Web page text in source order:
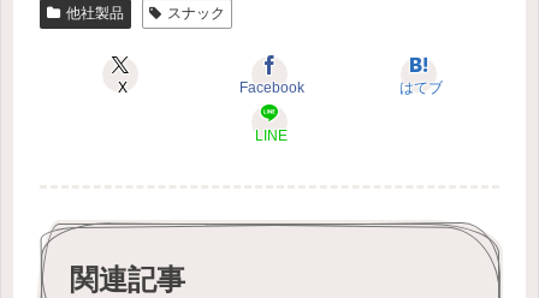
他社製品 スナック
X Facebook はてブ
LINE
関連記事